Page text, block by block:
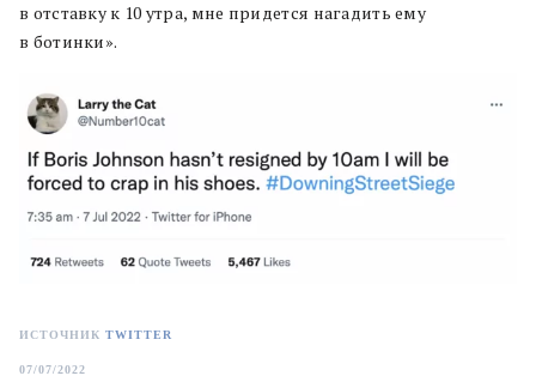
в отставку к 10 утра, мне придется нагадить ему
в ботинки».
ИСТОЧНИК TWITTER
07/07/2022